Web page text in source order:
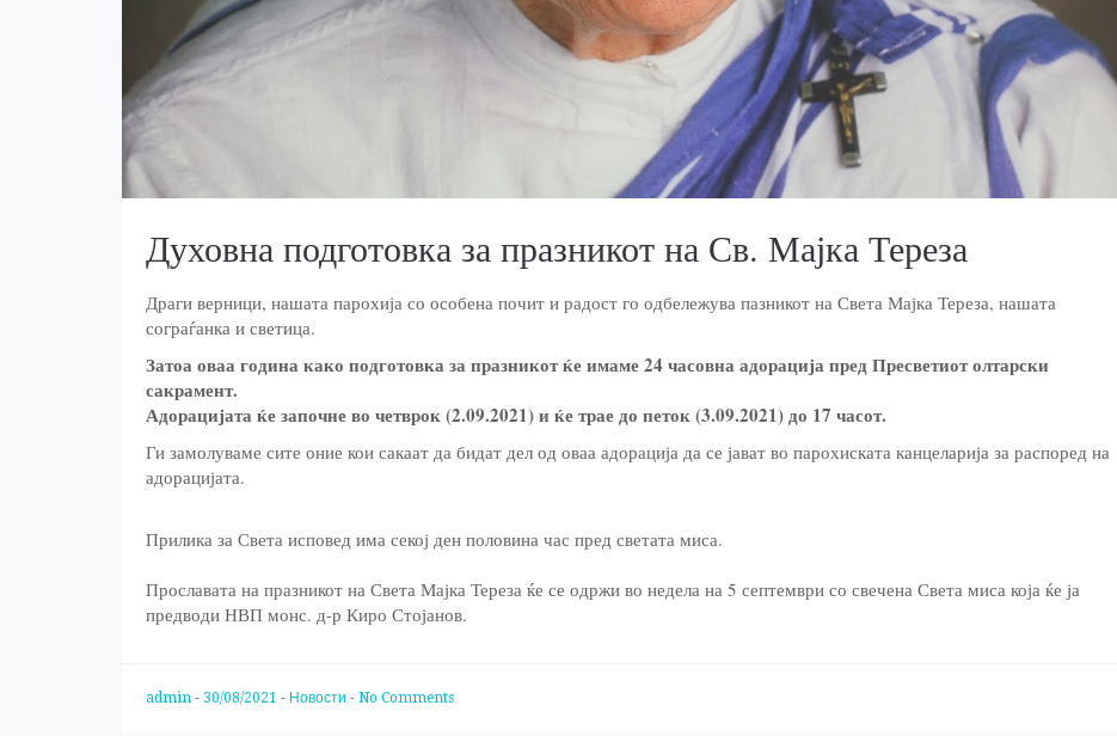
Духовна подготовка за празникот на Св. Мајка Тереза
Драги верници, нашата парохија со особена почит и радост го одбележува пазникот на Света Мајка Тереза, нашата
сограѓанка и светица.
Затоа оваа година како подготовка за празникот ќе имаме 24 часовна адорација пред Пресветиот олтарски
сакрамент.
Адорацијата ќе започне во четврок (2.09.2021) и ќе трае до петок (3.09.2021) до 17 часот.
Ги замолуваме сите оние кои сакаат да бидат дел од оваа адорација да се јават во парохиската канцеларија за распоред на
адорацијата.
Прилика за Света исповед има секој ден половина час пред светата миса.
Прославата на празникот на Света Мајка Тереза ќе се одржи во недела на 5 септември со свечена Света миса која ќе ја
предводи НВП монс. д-р Киро Стојанов.
admin - 30/08/2021 - Новости - No Comments